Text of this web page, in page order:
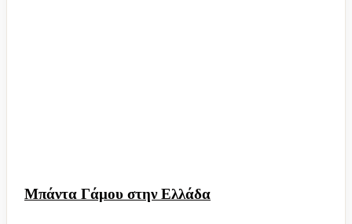
Μπάντα Γάμου στην Ελλάδα